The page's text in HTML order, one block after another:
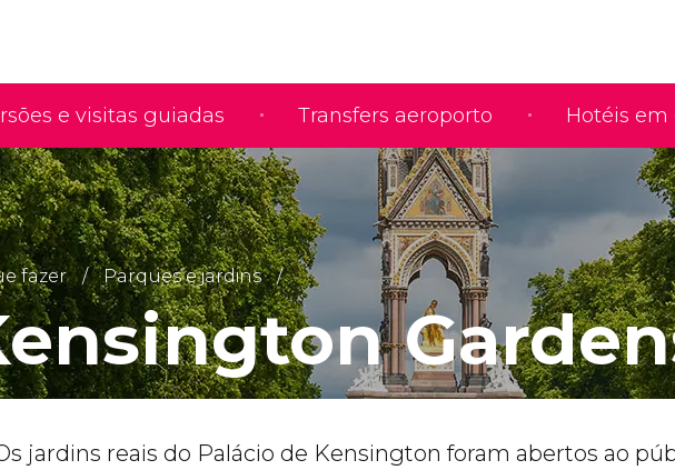
e visitas guiadas Transfers aeroporto Hotéis em
fazer Parques e jardins
jardins reais do Palácio de Kensington foram abertos ao